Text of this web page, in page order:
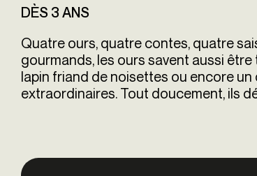
DÈS 3 ANS
Quatre ours, quatre contes, quatre
gourmands, les ours savent aussi
lapin friand de noisettes ou encore
extraordinaires. Tout doucement, ils